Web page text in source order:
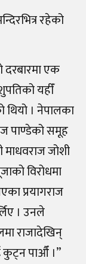
रहेको
एक
यहीँ
थियो । नेपालका
पाण्डेको समूह
जोशी
विरोधमा
प्रयागराज
। उनले
राजादेखिन्
कुट्न पाऔँ ।”